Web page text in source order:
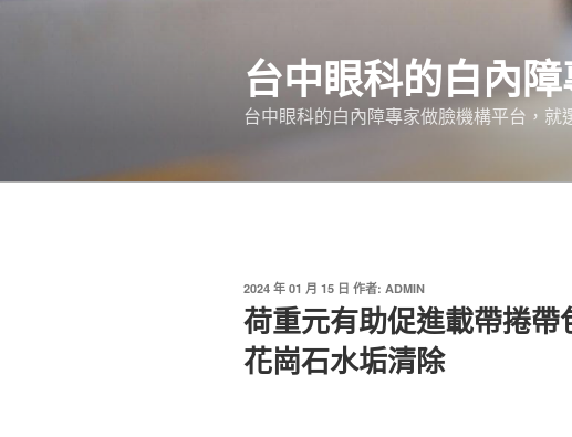
台中眼科的白內
台中眼科的白內障專家做臉機構平台，就
發
佈
於
2024 年 01 月 15 日 作者: ADMIN
荷重元有助促進載帶捲
花崗石水垢清除